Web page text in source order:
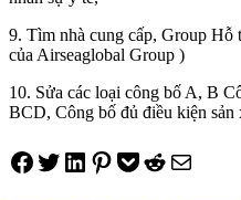
9. Tìm nhà cung cấp, Group Hỗ
của Airseaglobal Group )
10. Sửa các loại công bố A, B
BCD, Công bố đủ điều kiện
Share on Facebook
Tweet on Twitter
Share on LinkedIn
Pin on Pinterest
Save to pocket
Share on Reddit
Share via Email